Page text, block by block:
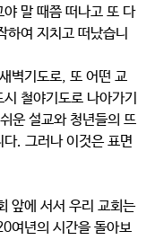
말 때쯤 떠나고 또 다
하여 지치고 떠났습니
철야기도로 나아가기
운 설교와 청년들의 뜨
. 그러나 이것은 표면
여년의 시간을 돌아보